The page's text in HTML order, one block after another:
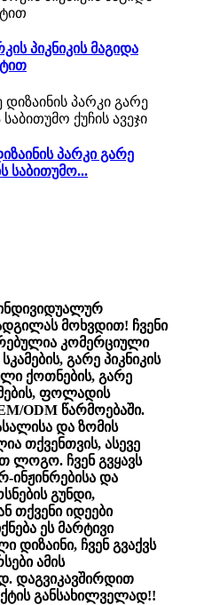
პიკნიკის მაგიდა
პარკი გარე
საბითუმო...
ინდივიდუალურ
მოხვდით! ჩვენი
კომერციული
გარე პიკნიკის
ქოთნების, გარე
ფოლადის
ODM წარმოებაში.
და ზომის
თქვენთვის, ასევე
ლოგო. ჩვენ გვყავს
ინჟინრებისა და
გუნდი,
თქვენი იდეები
ეს მარტივი
ჩვენ გვაქვს
ამის
დაგვიკავშირდით
განსახილველად!!